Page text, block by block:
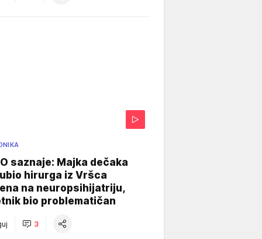
saznaje: Majka dečaka
hirurga iz Vršca
na neuropsihijatriju,
bio problematičan
3